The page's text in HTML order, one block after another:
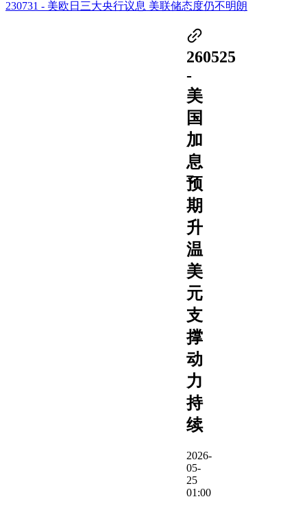
230731 - 美欧日三大央行议息 美联储态度仍不明朗
260525
-
美
国
加
息
预
期
升
温
美
元
支
撑
动
力
持
续
2026-
05-
25
01:00